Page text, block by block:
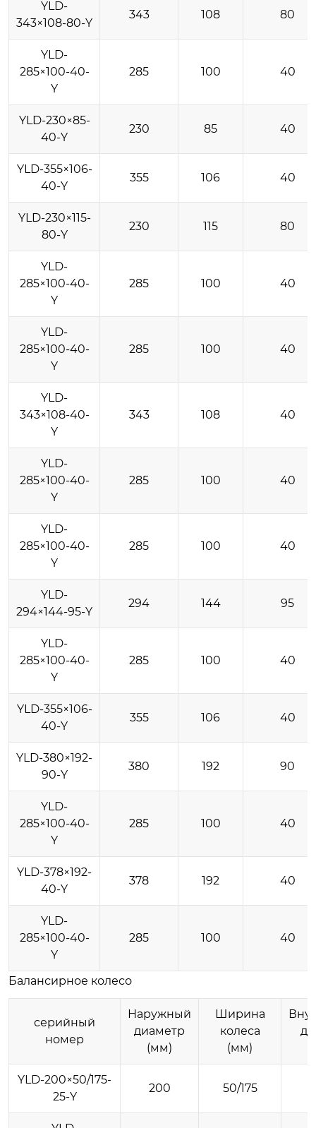
YLD-
343×108-80-Y
343 108 80
YLD-
285×100-40-
Y
285 100 40
YLD-230×85-
40-Y
230 85 40
YLD-355×106-
40-Y
355 106 40
YLD-230×115-
80-Y
230 115 80
YLD-
285×100-40-
Y
285 100 40
YLD-
285×100-40-
Y
285 100 40
YLD-
343×108-40-
Y
343 108 40
YLD-
285×100-40-
Y
285 100 40
YLD-
285×100-40-
Y
285 100 40
YLD-
294×144-95-Y
294 144 95
YLD-
285×100-40-
Y
285 100 40
YLD-355×106-
40-Y
355 106 40
YLD-380×192-
90-Y
380 192 90
YLD-
285×100-40-
Y
285 100 40
YLD-378×192-
40-Y
378 192 40
YLD-
285×100-40-
Y
285 100 40
Балансирное колесо
серийный
номер
Наружный
диаметр
(мм)
Ширина
колеса
(мм)
YLD-200×50/175-
25-Y
200 50/175